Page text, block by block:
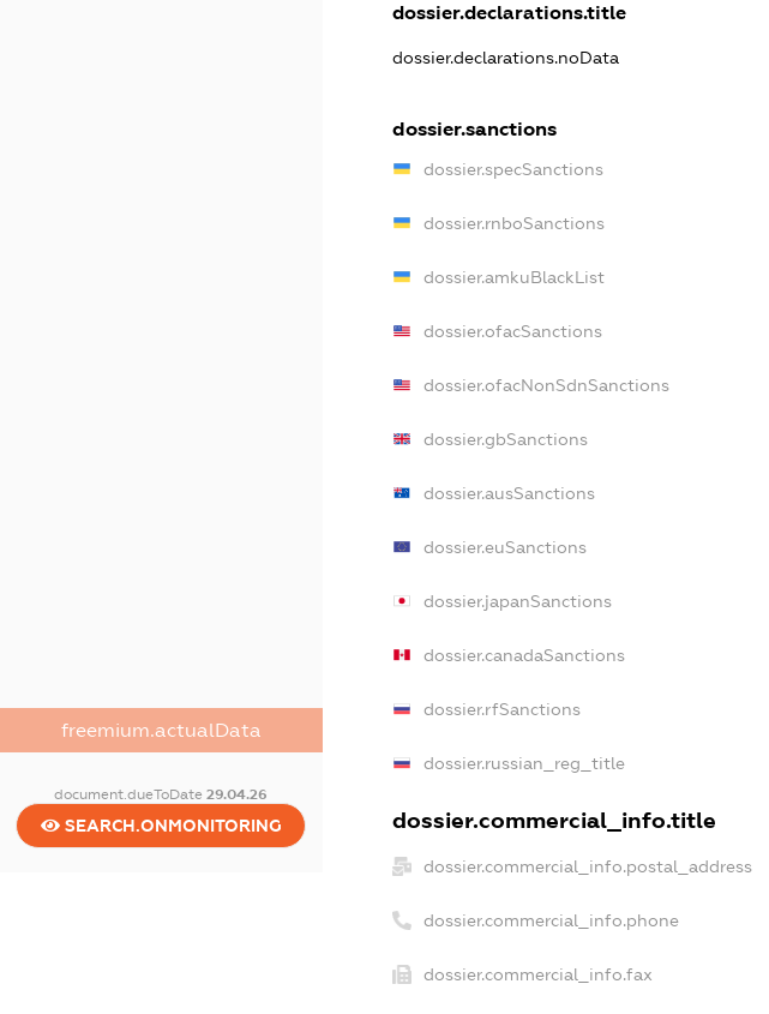
freemium.actualData
document.dueToDate29.04.26
SEARCH.ONMONITORING
dossier.declarations.title
dossier.declarations.noData
dossier.sanctions
dossier.specSanctions
dossier.rnboSanctions
dossier.amkuBlackList
dossier.ofacSanctions
dossier.ofacNonSdnSanctions
dossier.gbSanctions
dossier.ausSanctions
dossier.euSanctions
dossier.japanSanctions
dossier.canadaSanctions
dossier.rfSanctions
dossier.russian_reg_title
dossier.commercial_info.title
dossier.commercial_info.postal_address
dossier.commercial_info.phone
dossier.commercial_info.fax